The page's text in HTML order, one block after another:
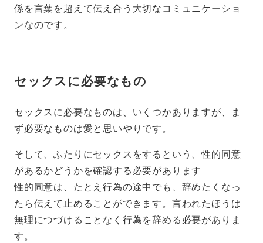
係を言葉を超えて伝え合う大切なコミュニケーショ
ンなのです。
セックスに必要なもの
セックスに必要なものは、いくつかありますが、ま
ず必要なものは愛と思いやりです。
そして、ふたりにセックスをするという、性的同意
があるかどうかを確認する必要があります
性的同意は、たとえ行為の途中でも、辞めたくなっ
たら伝えて止めることができます。言われたほうは
無理につづけることなく行為を辞める必要がありま
す。